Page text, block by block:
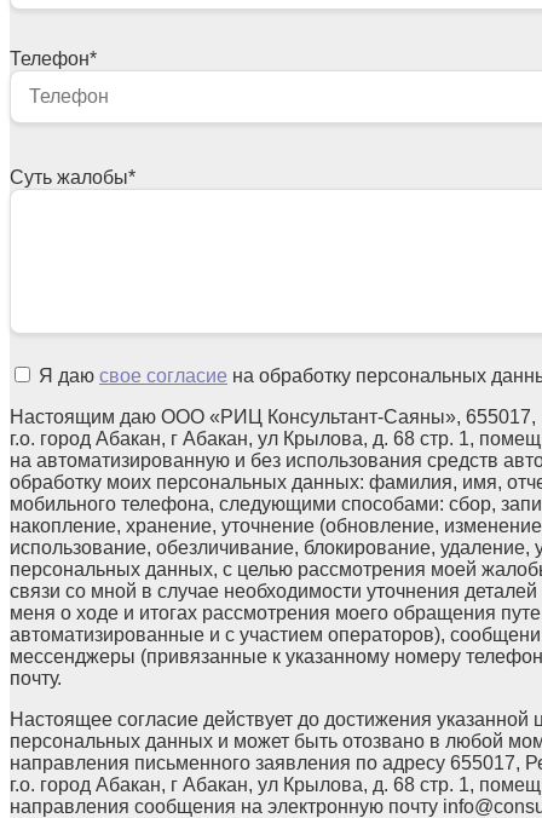
Телефон*
Суть жалобы*
Я даю свое согласие на обработку персональных
Настоящим даю ООО «РИЦ Консультант-Саяны», 655017,
г.о. город Абакан, г Абакан, ул Крылова, д. 68 стр. 1,
на автоматизированную и без использования средств
обработку моих персональных данных: фамилия, имя,
мобильного телефона, следующими способами: сбор,
накопление, хранение, уточнение (обновление,
использование, обезличивание, блокирование, удаление,
персональных данных, с целью рассмотрения моей
связи со мной в случае необходимости уточнения
меня о ходе и итогах рассмотрения моего обращения
автоматизированные и с участием операторов),
мессенджеры (привязанные к указанному номеру
почту.
Настоящее согласие действует до достижения указанной
персональных данных и может быть отозвано в любой
направления письменного заявления по адресу 655017,
г.о. город Абакан, г Абакан, ул Крылова, д. 68 стр. 1,
направления сообщения на электронную почту